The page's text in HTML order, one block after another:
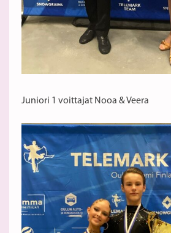
Juniori 1 voittajat Nooa & Veera